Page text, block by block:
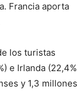
Francia aporta
los turistas
e Irlanda (22,4%
y 1,3 millones